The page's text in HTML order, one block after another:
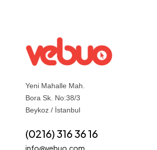
Yeni Mahalle Mah.
Bora Sk. No:38/3
Beykoz / İstanbul
(0216) 316 36 16